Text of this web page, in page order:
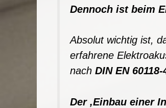
Dennoch ist beim
Absolut wichtig ist,
erfahrene
nach DIN EN 60118-
Der ‚Einbau einer